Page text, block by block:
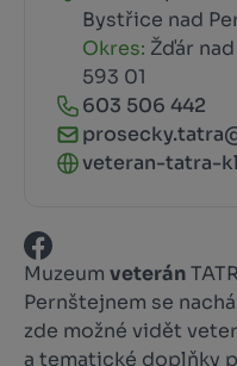
Bystřice nad
Okres: Žďár
593 01
603 506 442
veteran-tatra-
Muzeum veterán
Pernštejnem se
zde možné vidět
a tematické doplňky